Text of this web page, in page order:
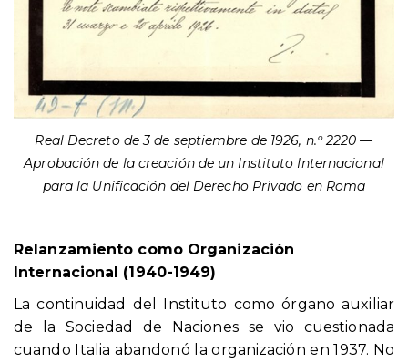
Real Decreto de 3 de septiembre de 1926, n.º 2220 —
Aprobación de la creación de un Instituto Internacional
para la Unificación del Derecho Privado en Roma
Relanzamiento como Organización
Internacional (1940-1949)
La continuidad del Instituto como órgano auxiliar
de la Sociedad de Naciones se vio cuestionada
cuando Italia abandonó la organización en 1937. No